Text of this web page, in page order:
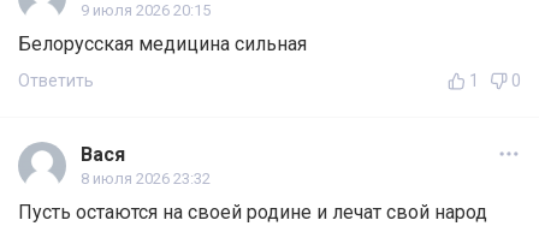
9 июля 2026 20:15
Белорусская медицина сильная
Ответить 1 0
Вася
8 июля 2026 23:32
Пусть остаются на своей родине и лечат свой народ